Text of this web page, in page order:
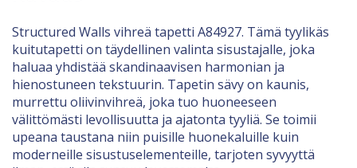
Structured Walls vihreä tapetti A84927. Tämä tyylikäs
kuitutapetti on täydellinen valinta sisustajalle, joka
haluaa yhdistää skandinaavisen harmonian ja
hienostuneen tekstuurin. Tapetin sävy on kaunis,
murrettu oliivinvihreä, joka tuo huoneeseen
välittömästi levollisuutta ja ajatonta tyyliä. Se toimii
upeana taustana niin puisille huonekaluille kuin
moderneille sisustuselementeille, tarjoten syvyyttä